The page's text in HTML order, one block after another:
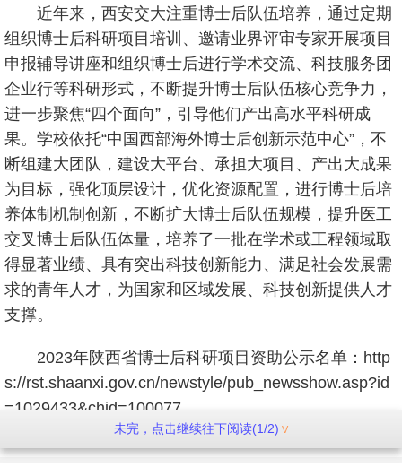
近年来，西安交大注重博士后队伍培养，通过定期
组织博士后科研项目培训、邀请业界评审专家开展项目
申报辅导讲座和组织博士后进行学术交流、科技服务团
企业行等科研形式，不断提升博士后队伍核心竞争力，
进一步聚焦“四个面向”，引导他们产出高水平科研成
果。学校依托“中国西部海外博士后创新示范中心”，不
断组建大团队，建设大平台、承担大项目、产出大成果
为目标，强化顶层设计，优化资源配置，进行博士后培
养体制机制创新，不断扩大博士后队伍规模，提升医工
交叉博士后队伍体量，培养了一批在学术或工程领域取
得显著业绩、具有突出科技创新能力、满足社会发展需
求的青年人才，为国家和区域发展、科技创新提供人才
支撑。
2023年陕西省博士后科研项目资助公示名单：http
s://rst.shaanxi.gov.cn/newstyle/pub_newsshow.asp?id
=1029433&chid=100077
未完，点击继续往下阅读(1/2)